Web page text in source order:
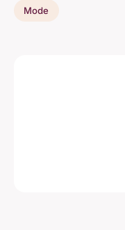
Mode